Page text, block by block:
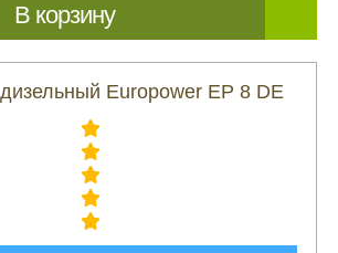
В корзину
Europower EP 8 DE